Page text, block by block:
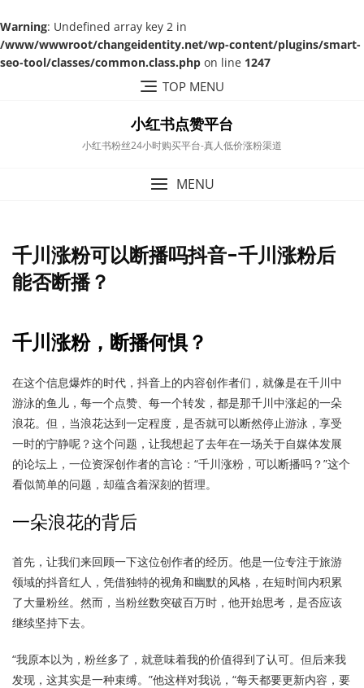
Warning: Undefined array key 2 in
/www/wwwroot/changeidentity.net/wp-content/plugins/smart-
seo-tool/classes/common.class.php on line 1247
TOP MENU
小红书点赞平台
小红书粉丝24小时购买平台-真人低价涨粉渠道
MENU
千川涨粉可以断播吗抖音-千川涨粉后
能否断播？
千川涨粉，断播何惧？
在这个信息爆炸的时代，抖音上的内容创作者们，就像是在千川中
游泳的鱼儿，每一个点赞、每一个转发，都是那千川中涨起的一朵
浪花。但，当浪花达到一定程度，是否就可以断然停止游泳，享受
一时的宁静呢？这个问题，让我想起了去年在一场关于自媒体发展
的论坛上，一位资深创作者的言论：“千川涨粉，可以断播吗？”这个
看似简单的问题，却蕴含着深刻的哲理。
一朵浪花的背后
首先，让我们来回顾一下这位创作者的经历。他是一位专注于旅游
领域的抖音红人，凭借独特的视角和幽默的风格，在短时间内积累
了大量粉丝。然而，当粉丝数突破百万时，他开始思考，是否应该
继续坚持下去。
“我原本以为，粉丝多了，就意味着我的价值得到了认可。但后来我
发现，这其实是一种束缚。”他这样对我说，“每天都要更新内容，要